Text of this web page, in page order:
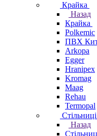
Крайка
Назад
Крайка
Polkemic
ПВХ
Arkopa
Egger
Hranipex
Kromag
Maag
Rehau
Termopal
Стільниці
Назад